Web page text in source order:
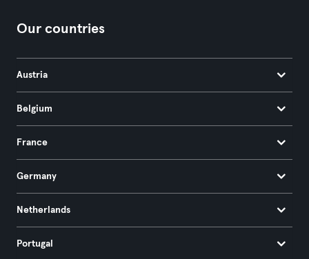
Our countries
Austria
Belgium
France
Germany
Netherlands
Portugal